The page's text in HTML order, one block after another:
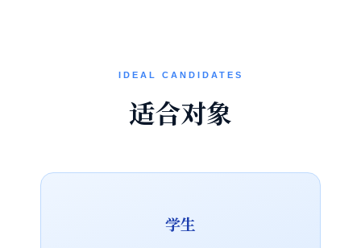
IDEAL CANDIDATES
适合对象
学生